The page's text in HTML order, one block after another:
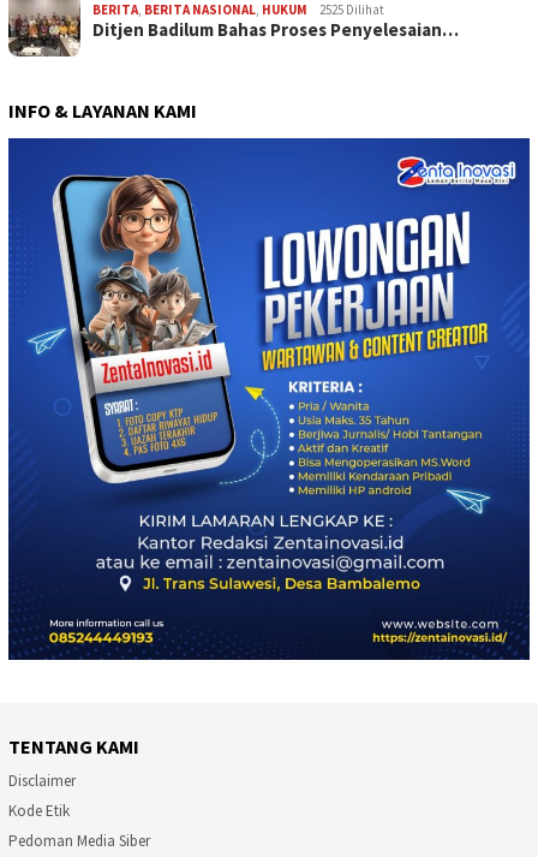
BERITA, BERITA NASIONAL, HUKUM 2525 Dilihat
Ditjen Badilum Bahas Proses Penyelesaian…
INFO & LAYANAN KAMI
TENTANG KAMI
Disclaimer
Kode Etik
Pedoman Media Siber